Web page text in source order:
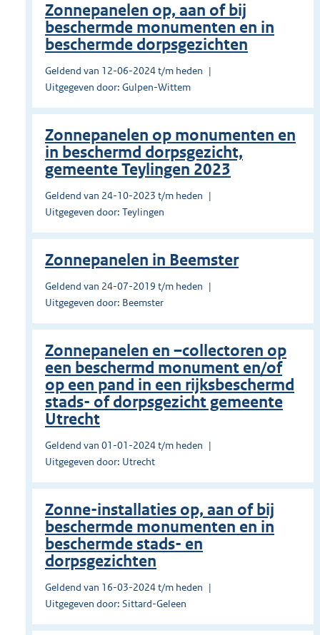
Zonnepanelen op, aan of bij
beschermde monumenten en in
beschermde dorpsgezichten
Geldend van 12-06-2024 t/m heden
Uitgegeven door: Gulpen-Wittem
Zonnepanelen op monumenten en
in beschermd dorpsgezicht,
gemeente Teylingen 2023
Geldend van 24-10-2023 t/m heden
Uitgegeven door: Teylingen
Zonnepanelen in Beemster
Geldend van 24-07-2019 t/m heden
Uitgegeven door: Beemster
Zonnepanelen en –collectoren op
een beschermd monument en/of
op een pand in een rijksbeschermd
stads- of dorpsgezicht gemeente
Utrecht
Geldend van 01-01-2024 t/m heden
Uitgegeven door: Utrecht
Zonne-installaties op, aan of bij
beschermde monumenten en in
beschermde stads- en
dorpsgezichten
Geldend van 16-03-2024 t/m heden
Uitgegeven door: Sittard-Geleen